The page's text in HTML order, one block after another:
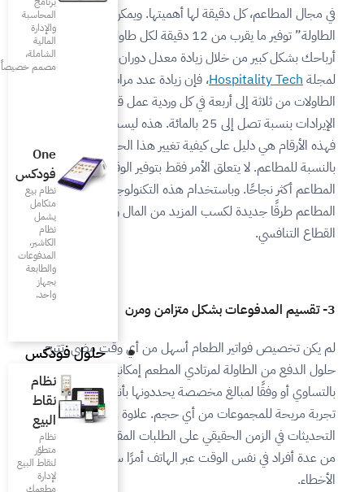
المحاسبة
المالية
الشاملة،
مصمم خصيصاً للمطاعم
One
فودكس
نظام بيع
متكامل
يشمل
حلول فودكس
نظام
نقاط
البيع
نظام
متطوّر
لنقاط البيع
ويمكن لحل “الدفع من
توفير ما يقرب من 12 دقيقة لكل طاولة، مما يزيد
دوران الطاولات. وفقًا
عدد مرات استخدام
وردية عمل قد يسهم بزيادة
بنسبة تصل إلى 25 بالمائة. هذه ليست مجرد إحصائية،
هذا الحل لقواعد اللعبة
بتوفير الوقت؛ بل بجعل
التكنولوجيا الذكية، تجد
من المال والتميز في هذا
من أي وقت مضى. تتيح
إمكانية تقسيم فواتيرهم
بأنفسهم، مما يوفر
علاوة على ذلك، فإن
الطلبات المقسمة تجعل الدفع
أمرًا سهلاً وخالياً من